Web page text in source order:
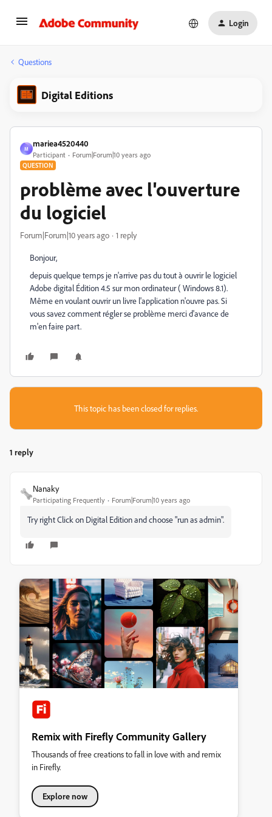
Login
Questions
Digital Editions
M
mariea4520440
Participant Forum|Forum|10 years ago
QUESTION
problème avec l'ouverture
du logiciel
Forum|Forum|10 years ago 1 reply
Bonjour,
depuis quelque temps je n'arrive pas du tout à ouvrir le logiciel
Adobe digital Édition 4.5 sur mon ordinateur ( Windows 8.1).
Même en voulant ouvrir un livre l'application n'ouvre pas. Si
vous savez comment régler se problème merci d'avance de
m'en faire part.
This topic has been closed for replies.
1 reply
Nanaky
Participating Frequently Forum|Forum|10 years ago
Try right Click on Digital Edition and choose "run as admin".
Remix with Firefly Community Gallery
Thousands of free creations to fall in love with and remix
in Firefly.
Explore now